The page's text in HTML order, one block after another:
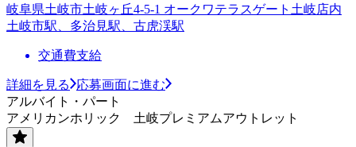
岐阜県土岐市土岐ヶ丘4-5-1 オークワテラスゲート土岐店内
土岐市駅、多治見駅、古虎渓駅
交通費支給
詳細を見る
応募画面に進む
アルバイト・パート
アメリカンホリック 土岐プレミアムアウトレット